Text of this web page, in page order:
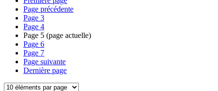
Page précédente
Page 3
Page 4
Page 5 (page actuelle)
Page 6
Page 7
Page suivante
Dernière page